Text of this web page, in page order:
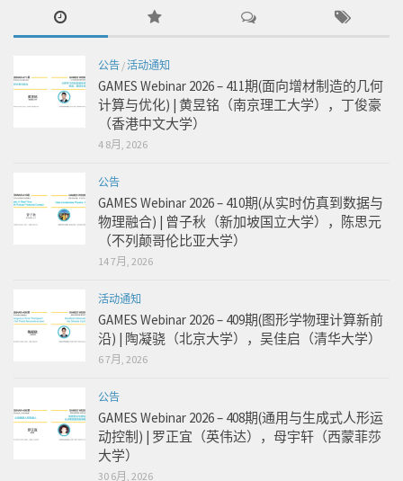
公告 /活动通知
GAMES Webinar 2026 – 411期(面向增材制造的几何
计算与优化) | 黄昱铭（南京理工大学），丁俊豪
（香港中文大学）
4 8月, 2026
公告
GAMES Webinar 2026 – 410期(从实时仿真到数据与
物理融合) | 曾子秋（新加坡国立大学），陈思元
（不列颠哥伦比亚大学）
14 7月, 2026
活动通知
GAMES Webinar 2026 – 409期(图形学物理计算新前
沿) | 陶凝骁（北京大学），吴佳启（清华大学）
6 7月, 2026
公告
GAMES Webinar 2026 – 408期(通用与生成式人形运
动控制) | 罗正宜（英伟达），母宇轩（西蒙菲莎
大学）
30 6月, 2026